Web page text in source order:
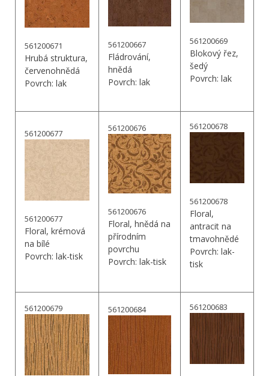
561200671
Hrubá struktura,
červenohnědá
Povrch: lak
561200667
Fládrování,
hnědá
Povrch: lak
561200669
Blokový řez,
šedý
Povrch: lak
561200677
561200677
Floral, krémová
na bílé
Povrch: lak-tisk
561200676
561200676
Floral, hnědá na
přírodním
povrchu
Povrch: lak-tisk
561200678
561200678
Floral,
antracit na
tmavohnědé
Povrch: lak-
tisk
561200679 561200684 561200683